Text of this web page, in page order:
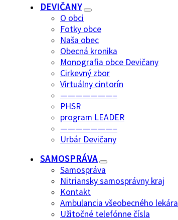
DEVIČANY
O obci
Fotky obce
Naša obec
Obecná kronika
Monografia obce Devičany
Cirkevný zbor
Virtuálny cintorín
———————–
PHSR
program LEADER
———————–
Urbár Devičany
SAMOSPRÁVA
Samospráva
Nitriansky samosprávny kraj
Kontakt
Ambulancia všeobecného lekára
Užitočné telefónne čísla